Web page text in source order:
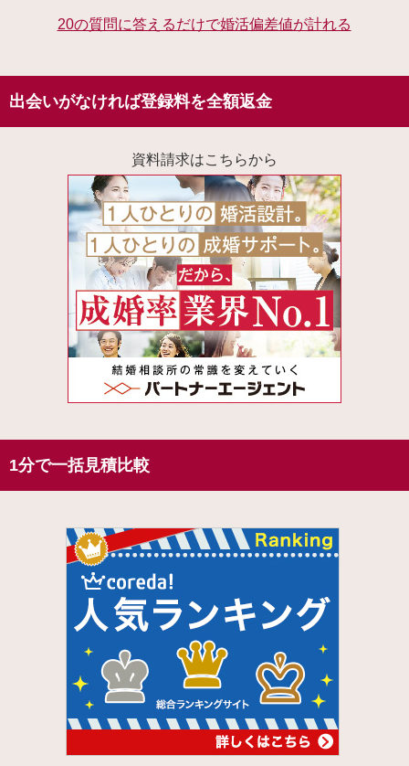
20の質問に答えるだけで婚活偏差値が計れる
出会いがなければ登録料を全額返金
資料請求はこちらから
1分で一括見積比較